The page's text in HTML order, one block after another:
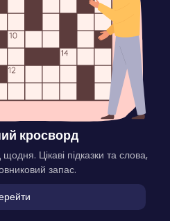
кросворд
Цікаві підказки та слова,
запас.